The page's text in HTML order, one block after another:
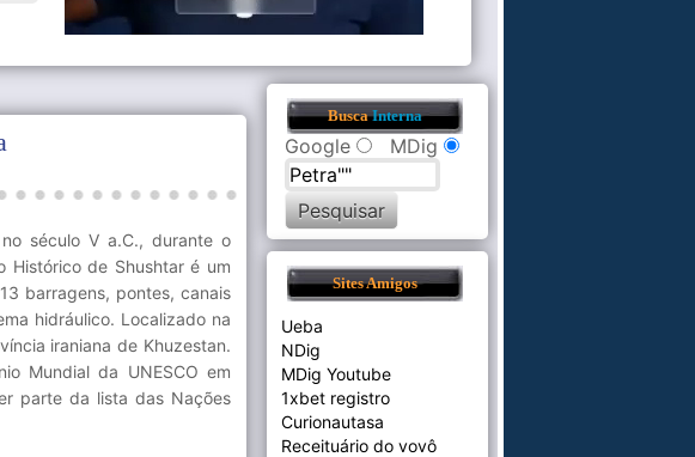
século V a.C., durante o
Histórico de Shushtar é um
barragens, pontes, canais
hidráulico. Localizado na
iraniana de Khuzestan.
Mundial da UNESCO em
parte da lista das Nações
BuscaInterna
Google MDig
Sites Amigos
Ueba
NDig
MDig Youtube
1xbet registro
Curionautasa
Receituário do vovô